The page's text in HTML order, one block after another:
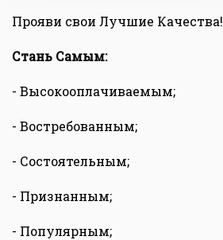
Прояви свои Лучшие Качества!
Стань Самым:
- Высокооплачиваемым;
- Востребованным;
- Состоятельным;
- Признанным;
- Популярным;